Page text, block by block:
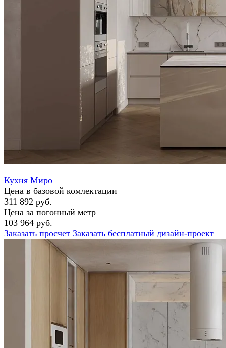
Кухня Миро
Цена в базовой комлектации
311 892 руб.
Цена за погонный метр
103 964 руб.
Заказать просчет Заказать бесплатный дизайн-проект